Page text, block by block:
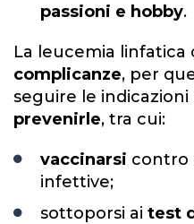
passioni e hobby.
La leucemia
complicanze, per
seguire le
prevenirle, tra cui:
vaccinarsi contro
infettive;
sottoporsi ai test